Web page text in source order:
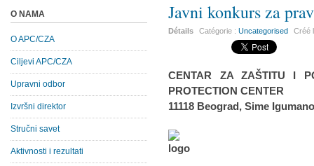
Javni konkurs za
Détails Catégorie :Uncategorised Créé
CENTAR ZA ZAŠTITU I
PROTECTION CENTER
11118 Beograd, Sime
O NAMA
O APC/CZA
Ciljevi APC/CZA
Upravni odbor
Izvršni direktor
Stručni savet
Aktivnosti i rezultati